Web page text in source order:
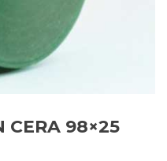
CERA 98×25